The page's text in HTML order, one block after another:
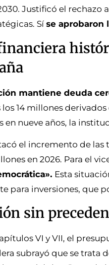
Justificó el rechazo
Sí se aprobaron
mantiene deuda
los 14 millones
en nueve años, la
el incremento de las
en 2026. Para el
Esta
para inversiones, que
sin
VI y VII, el
subrayó que se trata